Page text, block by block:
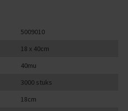
5009010
18 x 40cm
40mu
3000 stuks
18cm